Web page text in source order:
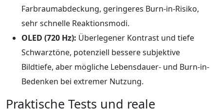
Farbraumabdeckung, geringeres Burn-in-Risiko,
sehr schnelle Reaktionsmodi.
OLED (720 Hz): Überlegener Kontrast und tiefe
Schwarztöne, potenziell bessere subjektive
Bildtiefe, aber mögliche Lebensdauer- und Burn-in-
Bedenken bei extremer Nutzung.
Praktische Tests und reale